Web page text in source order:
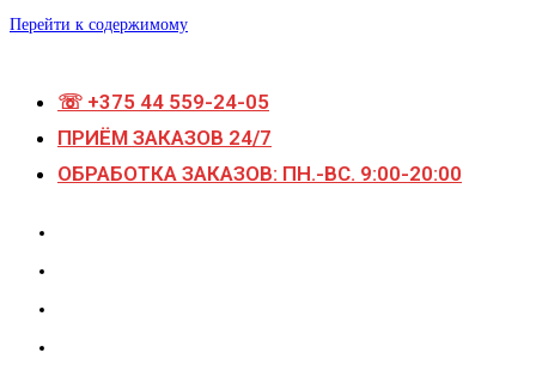
Перейти к содержимому
☏ +375 44 559-24-05
ПРИЁМ ЗАКАЗОВ 24/7
ОБРАБОТКА ЗАКАЗОВ: ПН.-ВС. 9:00-20:00